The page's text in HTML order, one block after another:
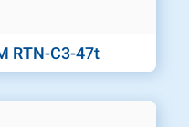
RTN-C3-47t